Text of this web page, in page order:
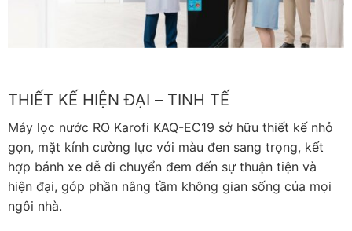
THIẾT KẾ HIỆN ĐẠI – TINH TẾ
Máy lọc nước RO Karofi KAQ-EC19 sở hữu thiết kế nhỏ
gọn, mặt kính cường lực với màu đen sang trọng, kết
hợp bánh xe dễ di chuyển đem đến sự thuận tiện và
hiện đại, góp phần nâng tầm không gian sống của mọi
ngôi nhà.